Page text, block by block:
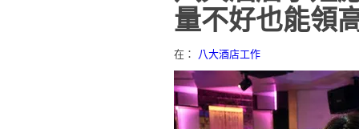
量不好也能領
在： 八大酒店工作